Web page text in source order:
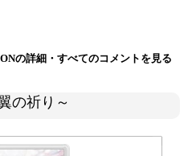
の詳細・すべてのコメントを見る
の祈り～